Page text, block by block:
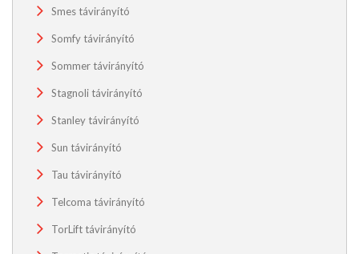
Smes távirányító
Somfy távirányító
Sommer távirányító
Stagnoli távirányító
Stanley távirányító
Sun távirányító
Tau távirányító
Telcoma távirányító
TorLift távirányító